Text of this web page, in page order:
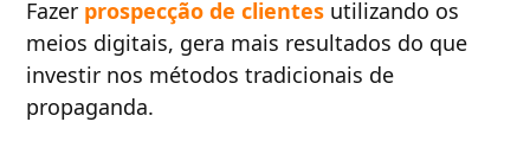
Fazer prospecção de clientes utilizando os
meios digitais, gera mais resultados do que
investir nos métodos tradicionais de
propaganda.